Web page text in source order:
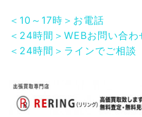
＜10～17時＞お電話
＜24時間＞WEBお問い合わ
＜24時間＞ラインでご相談